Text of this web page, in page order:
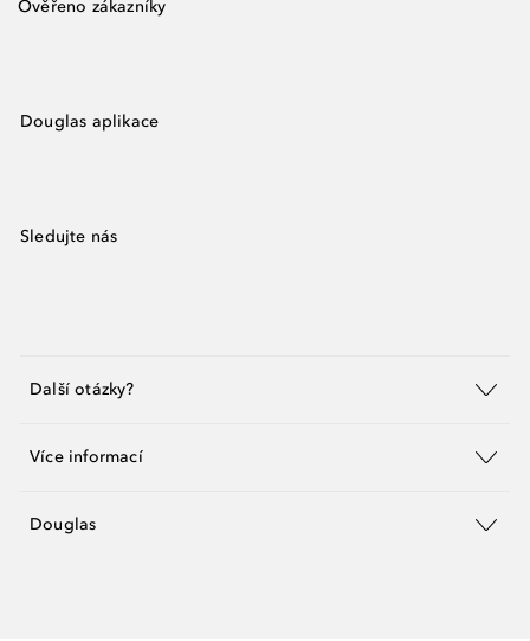
Ověřeno zákazníky
Douglas aplikace
Sledujte nás
Další otázky?
Více informací
Douglas